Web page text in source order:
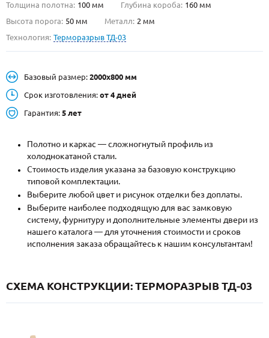
Металлические двери от производителя с доставкой и установкой в
НАЙТИ:
ПН-СБ - с 9:00 до 21:00, ВС - до 19:00
ЗАПРОСИТЬ РАСЧЕТ
Каталог Как купить
Записаться на замер
Толщина полотна: 100 мм Глубина короба: 160 мм
Высота порога: 50 мм Металл: 2 мм
Технология: Терморазрыв ТД-03
Базовый размер: 2000х800 мм
Срок изготовления: от 4 дней
Гарантия: 5 лет
Полотно и каркас — сложногнутый профиль из
холоднокатаной стали.
Стоимость изделия указана за базовую конструкцию
типовой комплектации.
Выберите любой цвет и рисунок отделки без доплаты.
Выберите наиболее подходящую для вас замковую
систему, фурнитуру и дополнительные элементы двери из
нашего каталога — для уточнения стоимости и сроков
исполнения заказа обращайтесь к нашим консультантам!
СХЕМА КОНСТРУКЦИИ: ТЕРМОРАЗРЫВ ТД-03